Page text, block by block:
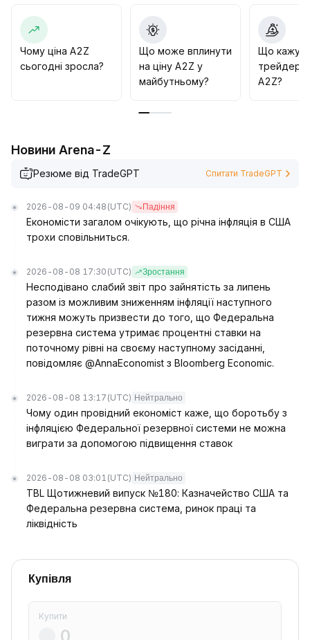
емоцій та зміною об’єму торгів A2Z: якщо пробити
0
00092 з підвищенням об’ємів, можливо
підтвердити продовження відновлення з цільовою
Водночас у короткостроковій перспективі слід
Чому ціна A2Z
сьогодні зросла?
Що може вплинути
на ціну A2Z у
майбутньому?
Що
трейдери
A2Z?
Новини Arena-Z
Резюме від TradeGPT Спитати TradeGPT
2026-08-09 04:48 (UTC) Падіння
Економісти загалом очікують, що річна інфляція в США
трохи сповільниться.
2026-08-08 17:30 (UTC) Зростання
Несподівано слабий звіт про зайнятість за липень
разом із можливим зниженням інфляції наступного
тижня можуть призвести до того, що Федеральна
резервна система утримає процентні ставки на
поточному рівні на своєму наступному засіданні,
повідомляє @AnnaEconomist з Bloomberg Economic.
2026-08-08 13:17 (UTC) Нейтрально
Чому один провідний економіст каже, що боротьбу з
інфляцією Федеральної резервної системи не можна
виграти за допомогою підвищення ставок
2026-08-08 03:01 (UTC) Нейтрально
TBL Щотижневий випуск №180: Казначейство США та
Федеральна резервна система, ринок праці та
ліквідність
Купівля
Купити